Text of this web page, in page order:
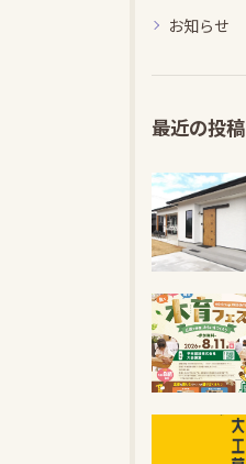
お知らせ
最近の投稿